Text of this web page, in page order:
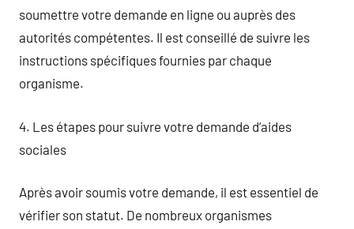
soumettre votre demande en ligne ou auprès des
autorités compétentes. Il est conseillé de suivre les
instructions spécifiques fournies par chaque
organisme.
4. Les étapes pour suivre votre demande d’aides
sociales
Après avoir soumis votre demande, il est essentiel de
vérifier son statut. De nombreux organismes